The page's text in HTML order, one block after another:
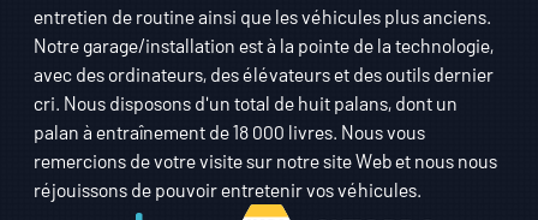
entretien de routine ainsi que les véhicules plus anciens.
Notre garage/installation est à la pointe de la technologie,
avec des ordinateurs, des élévateurs et des outils dernier
cri. Nous disposons d'un total de huit palans, dont un
palan à entraînement de 18 000 livres. Nous vous
remercions de votre visite sur notre site Web et nous nous
réjouissons de pouvoir entretenir vos véhicules.